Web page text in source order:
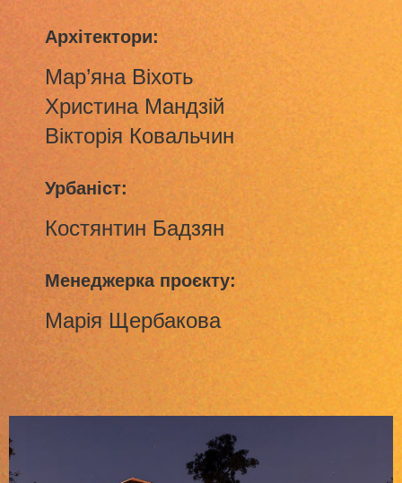
Архітектори:
Мар’яна Віхоть
Христина Мандзій
Вікторія Ковальчин
Урбаніст:
Костянтин Бадзян
Менеджерка проєкту:
Марія Щербакова